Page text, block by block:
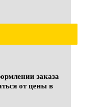
заказа
от цены в